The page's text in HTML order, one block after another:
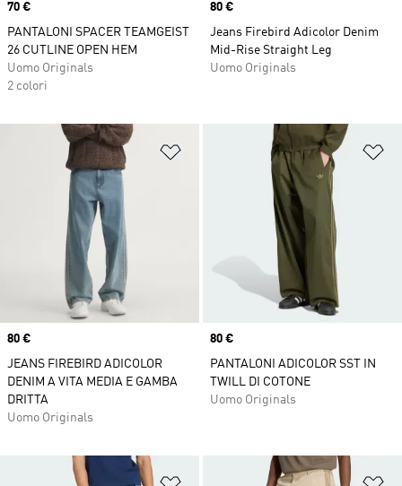
Price
70 €
PANTALONI SPACER TEAMGEIST
26 CUTLINE OPEN HEM
Uomo Originals
2 colori
Price
80 €
Jeans Firebird Adicolor Denim
Mid-Rise Straight Leg
Uomo Originals
Aggiungi alla lista dei desideri
Price
80 €
JEANS FIREBIRD ADICOLOR
DENIM A VITA MEDIA E GAMBA
DRITTA
Uomo Originals
Price
80 €
PANTALONI ADICOLOR SST IN
TWILL DI COTONE
Uomo Originals
Aggiungi alla lista dei desideri